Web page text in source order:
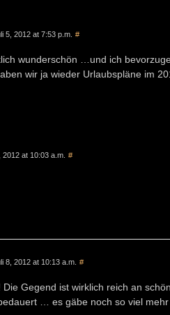
5, 2012 at 7:53 p.m. #
wunderschön …und ich
wir ja wieder Urlaubspläne im
2012 at 10:03 a.m. #
8, 2012 at 10:13 a.m. #
Die Gegend ist wirklich reich an
… es gäbe noch so viel mehr